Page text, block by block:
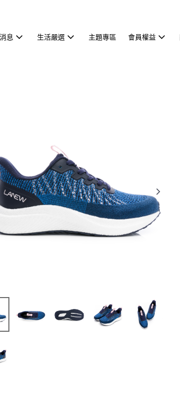
息 生活嚴選 主題專區 會員權益